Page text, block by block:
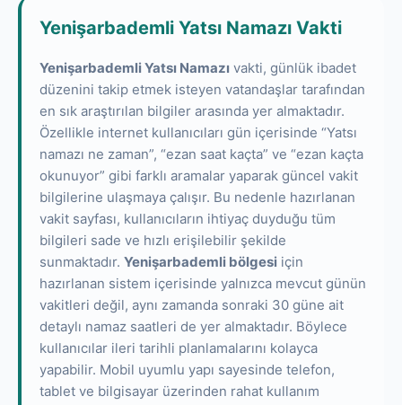
Yenişarbademli Yatsı Namazı Vakti
Yenişarbademli Yatsı Namazı vakti, günlük ibadet
düzenini takip etmek isteyen vatandaşlar tarafından
en sık araştırılan bilgiler arasında yer almaktadır.
Özellikle internet kullanıcıları gün içerisinde “Yatsı
namazı ne zaman”, “ezan saat kaçta” ve “ezan kaçta
okunuyor” gibi farklı aramalar yaparak güncel vakit
bilgilerine ulaşmaya çalışır. Bu nedenle hazırlanan
vakit sayfası, kullanıcıların ihtiyaç duyduğu tüm
bilgileri sade ve hızlı erişilebilir şekilde
sunmaktadır. Yenişarbademli bölgesi için
hazırlanan sistem içerisinde yalnızca mevcut günün
vakitleri değil, aynı zamanda sonraki 30 güne ait
detaylı namaz saatleri de yer almaktadır. Böylece
kullanıcılar ileri tarihli planlamalarını kolayca
yapabilir. Mobil uyumlu yapı sayesinde telefon,
tablet ve bilgisayar üzerinden rahat kullanım